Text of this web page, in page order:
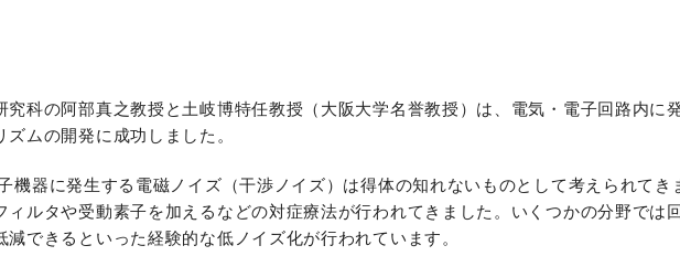
究科の阿部真之教授と土岐博特任教授（大阪大学名誉教授）は、電気・電子回路内に
ムの開発に成功しました。
機器に発生する電磁ノイズ（干渉ノイズ）は得体の知れないものとして考えられてき
ィルタや受動素子を加えるなどの対症療法が行われてきました。いくつかの分野では
できるといった経験的な低ノイズ化が行われています。